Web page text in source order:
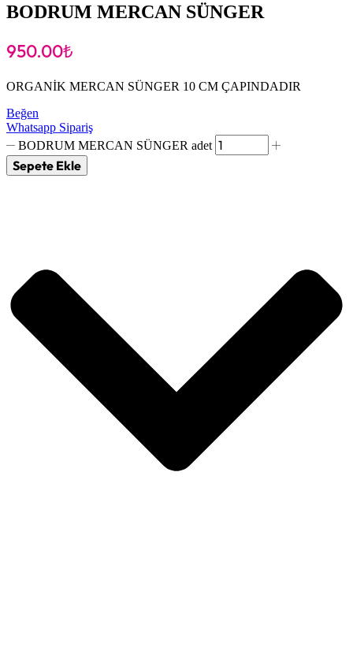
BODRUM MERCAN SÜNGER
950.00₺
ORGANİK MERCAN SÜNGER 10 CM ÇAPINDADIR
Beğen
Whatsapp Sipariş
BODRUM MERCAN SÜNGER adet
Sepete Ekle